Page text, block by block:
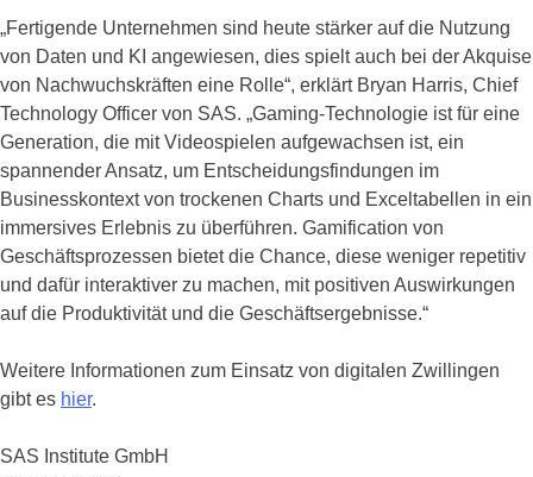
„Fertigende Unternehmen sind heute stärker auf die Nutzung
von Daten und KI angewiesen, dies spielt auch bei der Akquise
von Nachwuchskräften eine Rolle“, erklärt Bryan Harris, Chief
Technology Officer von SAS. „Gaming-Technologie ist für eine
Generation, die mit Videospielen aufgewachsen ist, ein
spannender Ansatz, um Entscheidungsfindungen im
Businesskontext von trockenen Charts und Exceltabellen in ein
immersives Erlebnis zu überführen. Gamification von
Geschäftsprozessen bietet die Chance, diese weniger repetitiv
und dafür interaktiver zu machen, mit positiven Auswirkungen
auf die Produktivität und die Geschäftsergebnisse.“
Weitere Informationen zum Einsatz von digitalen Zwillingen
gibt es hier.
SAS Institute GmbH